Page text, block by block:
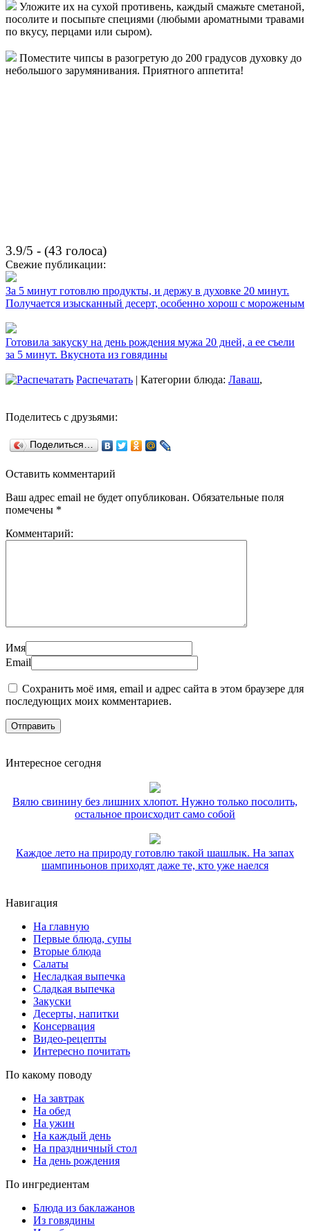
Уложите их на сухой противень, каждый смажьте сметаной,
посолите и посыпьте специями (любыми ароматными травами
по вкусу, перцами или сыром).
Поместите чипсы в разогретую до 200 градусов духовку до
небольшого зарумянивания. Приятного аппетита!
3.9/5 - (43 голоса)
Свежие публикации:
За 5 минут готовлю продукты, и держу в духовке 20 минут.
Получается изысканный десерт, особенно хорош с мороженым
Готовила закуску на день рождения мужа 20 дней, а ее съели
за 5 минут. Вкуснота из говядины
Распечатать | Категории блюда: Лаваш,
Поделитесь с друзьями:
Поделиться…
Оставить комментарий
Ваш адрес email не будет опубликован. Обязательные поля
помечены *
Комментарий:
Имя
Email
Сохранить моё имя, email и адрес сайта в этом браузере для
последующих моих комментариев.
Интересное сегодня
Вялю свинину без лишних хлопот. Нужно только посолить,
остальное происходит само собой
Каждое лето на природу готовлю такой шашлык. На запах
шампиньонов приходят даже те, кто уже наелся
Навигация
На главную
Первые блюда, супы
Вторые блюда
Салаты
Несладкая выпечка
Сладкая выпечка
Закуски
Десерты, напитки
Консервация
Видео-рецепты
Интересно почитать
По какому поводу
На завтрак
На обед
На ужин
На каждый день
На праздничный стол
На день рождения
По ингредиентам
Блюда из баклажанов
Из говядины